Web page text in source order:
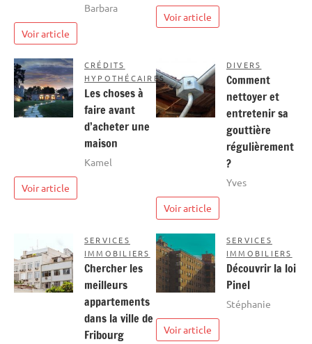
Barbara
Voir article
Voir article
CRÉDITS
HYPOTHÉCAIRES
Les choses à
faire avant
d’acheter une
maison
Kamel
Voir article
DIVERS
Comment
nettoyer et
entretenir sa
gouttière
régulièrement
?
Yves
Voir article
SERVICES
IMMOBILIERS
Chercher les
meilleurs
appartements
dans la ville de
Fribourg
SERVICES
IMMOBILIERS
Découvrir la loi
Pinel
Stéphanie
Voir article